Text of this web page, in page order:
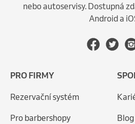
nebo autoservisy. Dostupná
Android a
PRO FIRMY
Rezervační systém
Pro barbershopy Blog